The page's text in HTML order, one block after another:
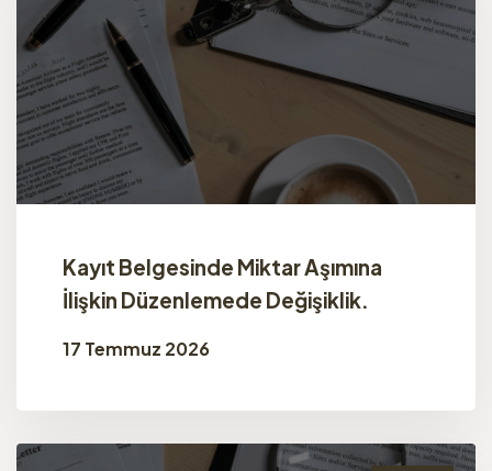
Kayıt Belgesinde Miktar Aşımına
İlişkin Düzenlemede Değişiklik.
17 Temmuz 2026